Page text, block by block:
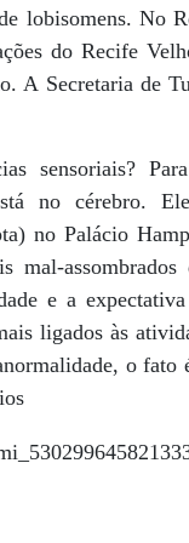
lobisomens. No
do Recife
A Secretaria de
sensoriais?
no cérebro.
no Palácio
mal-
e a
ligados às
o fato